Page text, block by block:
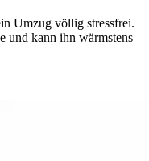
Umzug völlig stressfrei.
und kann ihn wärmstens